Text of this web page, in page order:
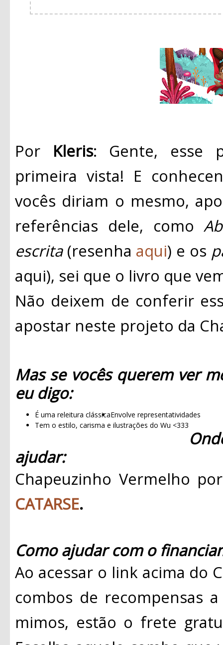
Por Kleris: Gente, esse
primeira vista! E
vocês diriam o mesmo,
referências dele, como
escrita(resenha aqui) e os
aqui), sei que o livro que
Não deixem de conferir
apostar neste projeto da
Mas se vocês querem ver
eu digo:
É uma releitura clássicaEnvolve representatividades
Tem o estilo, carisma e ilustrações do Wu <333
ajudar:
Chapeuzinho Vermelho
CATARSE.
Como ajudar com o
Ao acessar o link acima do
combos de recompensas
mimos, estão o frete